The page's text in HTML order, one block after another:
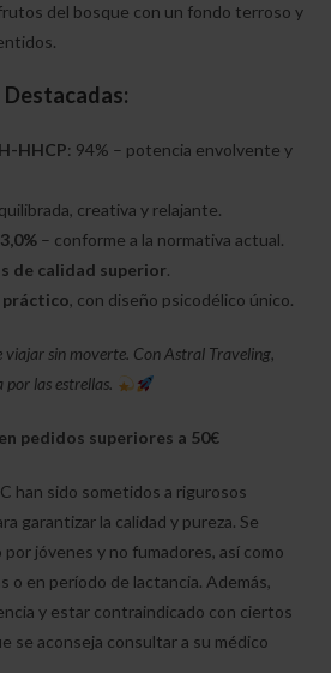
del bosque con un fondo terroso y
HHCP: 94% – potencia envolvente y
creativa y relajante.
– conforme a la normativa actual.
de calidad superior.
práctico, con diseño psicodélico único.
viajar sin moverte. Con Astral Traveling,
por las estrellas.
pedidos superiores a 50€
han sido sometidos a rigurosos
garantizar la calidad y pureza. Se
jóvenes y no fumadores, así como
o en período de lactancia. Además,
y estar contraindicado con ciertos
se aconseja consultar a su médico